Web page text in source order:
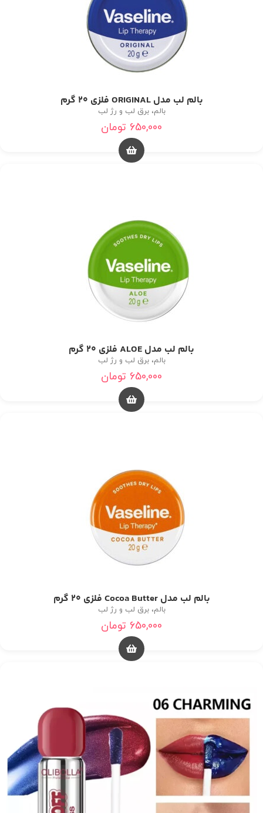
بالم لب مدل ORIGINAL فلزی 20 گرم
بالم، برق لب و رژ لب
650,000 تومان
بالم لب مدل ALOE فلزی 20 گرم
بالم، برق لب و رژ لب
650,000 تومان
بالم لب مدل Cocoa Butter فلزی 20 گرم
بالم، برق لب و رژ لب
650,000 تومان